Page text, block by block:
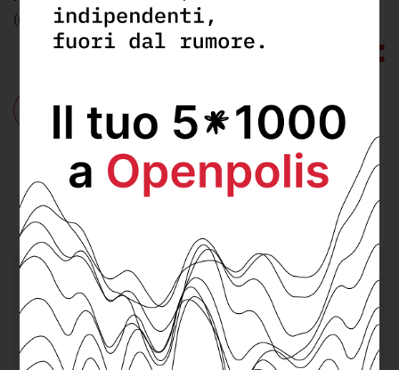
(ultimo aggiornamento: martedì 18 Giugno 2019)
Esclusione sociale povertà , Povertà
educativa
DEPPcerca un/a Senior DevOps/Cloud
Engineer
da integrare nel suo team.
Scopri di più e invia la tua candidatura.